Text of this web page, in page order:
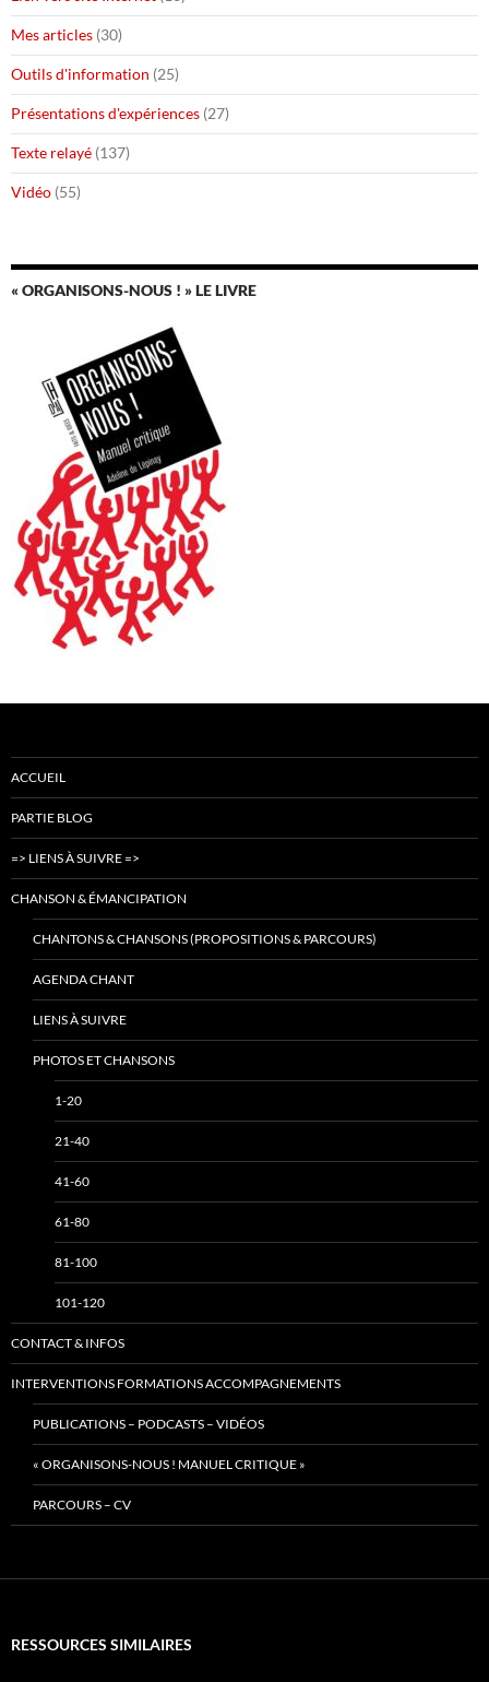
Mes articles (30)
Outils d'information (25)
Présentations d'expériences (27)
Texte relayé (137)
Vidéo (55)
« ORGANISONS-NOUS ! » LE LIVRE
ACCUEIL
PARTIE BLOG
=> LIENS À SUIVRE =>
CHANSON & ÉMANCIPATION
CHANTONS & CHANSONS (PROPOSITIONS & PARCOURS)
AGENDA CHANT
LIENS À SUIVRE
PHOTOS ET CHANSONS
1-20
21-40
41-60
61-80
81-100
101-120
CONTACT & INFOS
INTERVENTIONS FORMATIONS ACCOMPAGNEMENTS
PUBLICATIONS – PODCASTS – VIDÉOS
« ORGANISONS-NOUS ! MANUEL CRITIQUE »
PARCOURS – CV
RESSOURCES SIMILAIRES